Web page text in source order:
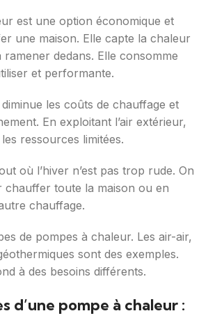
est une option économique et
une maison. Elle capte la chaleur
dedans. Elle consomme
et performante.
les coûts de chauffage et
En exploitant l’air extérieur,
ressources limitées.
où l’hiver n’est pas trop rude. On
chauffer toute la maison ou en
chauffage.
de pompes à chaleur. Les air-air,
sont des exemples.
à des besoins différents.
d’une pompe à chaleur :